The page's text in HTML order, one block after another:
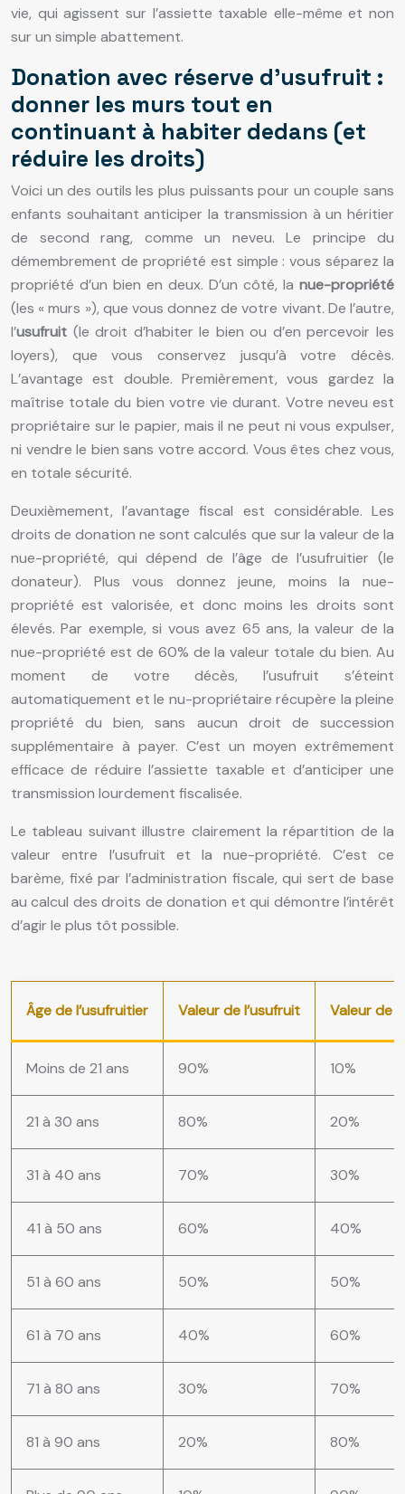
vie, qui agissent sur l’assiette taxable elle-même et non
sur un simple abattement.
Donation avec réserve d’usufruit :
donner les murs tout en
continuant à habiter dedans (et
réduire les droits)
Voici un des outils les plus puissants pour un couple sans
enfants souhaitant anticiper la transmission à un héritier
de second rang, comme un neveu. Le principe du
démembrement de propriété est simple : vous séparez la
propriété d’un bien en deux. D’un côté, la nue-propriété
(les « murs »), que vous donnez de votre vivant. De l’autre,
l’usufruit (le droit d’habiter le bien ou d’en percevoir les
loyers), que vous conservez jusqu’à votre décès.
L’avantage est double. Premièrement, vous gardez la
maîtrise totale du bien votre vie durant. Votre neveu est
propriétaire sur le papier, mais il ne peut ni vous expulser,
ni vendre le bien sans votre accord. Vous êtes chez vous,
en totale sécurité.
Deuxièmement, l’avantage fiscal est considérable. Les
droits de donation ne sont calculés que sur la valeur de la
nue-propriété, qui dépend de l’âge de l’usufruitier (le
donateur). Plus vous donnez jeune, moins la nue-
propriété est valorisée, et donc moins les droits sont
élevés. Par exemple, si vous avez 65 ans, la valeur de la
nue-propriété est de 60% de la valeur totale du bien. Au
moment de votre décès, l’usufruit s’éteint
automatiquement et le nu-propriétaire récupère la pleine
propriété du bien, sans aucun droit de succession
supplémentaire à payer. C’est un moyen extrêmement
efficace de réduire l’assiette taxable et d’anticiper une
transmission lourdement fiscalisée.
Le tableau suivant illustre clairement la répartition de la
valeur entre l’usufruit et la nue-propriété. C’est ce
barème, fixé par l’administration fiscale, qui sert de base
au calcul des droits de donation et qui démontre l’intérêt
d’agir le plus tôt possible.
Âge de l’usufruitier Valeur de l’usufruit Valeur de
Moins de 21 ans 90% 10%
21 à 30 ans 80% 20%
31 à 40 ans 70% 30%
41 à 50 ans 60% 40%
51 à 60 ans 50% 50%
61 à 70 ans 40% 60%
71 à 80 ans 30% 70%
81 à 90 ans 20% 80%